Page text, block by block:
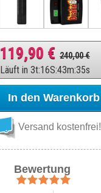
119,90 € 240,00 €
Läuft in 3t:16S:43m:34s
In den Warenkorb
Versand kostenfrei!
Bewertung